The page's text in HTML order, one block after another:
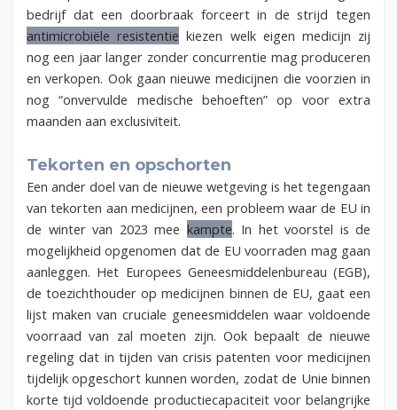
bedrijf dat een doorbraak forceert in de strijd tegen
antimicrobiële resistentie kiezen welk eigen medicijn zij
nog een jaar langer zonder concurrentie mag produceren
en verkopen. Ook gaan nieuwe medicijnen die voorzien in
nog “onvervulde medische behoeften” op voor extra
maanden aan exclusiviteit.
Tekorten en opschorten
Een ander doel van de nieuwe wetgeving is het tegengaan
van tekorten aan medicijnen, een probleem waar de EU in
de winter van 2023 mee kampte. In het voorstel is de
mogelijkheid opgenomen dat de EU voorraden mag gaan
aanleggen. Het Europees Geneesmiddelenbureau (EGB),
de toezichthouder op medicijnen binnen de EU, gaat een
lijst maken van cruciale geneesmiddelen waar voldoende
voorraad van zal moeten zijn. Ook bepaalt de nieuwe
regeling dat in tijden van crisis patenten voor medicijnen
tijdelijk opgeschort kunnen worden, zodat de Unie binnen
korte tijd voldoende productiecapaciteit voor belangrijke